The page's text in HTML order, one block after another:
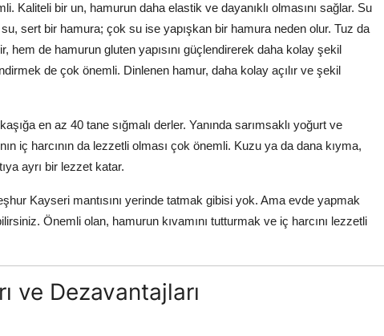
Kaliteli bir un, hamurun daha elastik ve dayanıklı olmasını sağlar. Su
sert bir hamura; çok su ise yapışkan bir hamura neden olur. Tuz da
hem de hamurun gluten yapısını güçlendirerek daha kolay şekil
de çok önemli. Dinlenen hamur, daha kolay açılır ve şekil
en az 40 tane sığmalı derler. Yanında sarımsaklı yoğurt ve
iç harcının da lezzetli olması çok önemli. Kuzu ya da dana kıyma,
ayrı bir lezzet katar.
Kayseri mantısını yerinde tatmak gibisi yok. Ama evde yapmak
Önemli olan, hamurun kıvamını tutturmak ve iç harcını lezzetli
ve Dezavantajları